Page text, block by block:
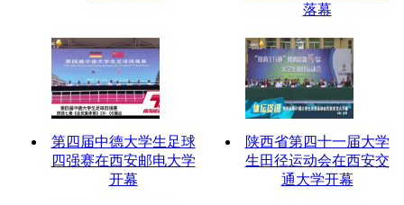
落幕
第四届中德大学生足球
四强赛在西安邮电大学
开幕
陕西省第四十一届大学
生田径运动会在西安交
通大学开幕